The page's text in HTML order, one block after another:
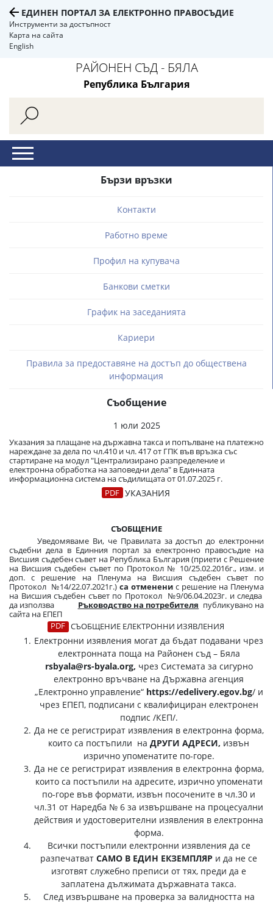
ЕДИНЕН ПОРТАЛ ЗА ЕЛЕКТРОННО ПРАВОСЪДИЕ
Инструменти за достъпност
Карта на сайта
English
РАЙОНЕН СЪД - БЯЛА
Република България
Бързи връзки
Контакти
Работно време
Профил на купувача
Банкови сметки
График на заседанията
Кариери
Правила за предоставяне на достъп до обществена
информация
Съобщение
1 юли 2025
Указания за плащане на държавна такса и попълване на платежно
нареждане за дела по чл.410 и чл. 417 от ГПК във връзка със
стартиране на модул "Централизирано разпределение и
електронна обработка на заповедни дела" в Единната
информационна система на съдилищата от 01.07.2025 г.
УКАЗАНИЯ
СЪОБЩЕНИЕ
Уведомяваме Ви, че Правилата за достъп до електронни
съдебни дела в Единния портал за електронно правосъдие на
Висшия съдебен съвет на Република България (приети с Решение
на Висшия съдебен съвет по Протокол № 10/25.02.2016г., изм. и
доп. с решение на Пленума на Висшия съдебен съвет по
Протокол №14/22.07.2021г.) са отменени с решение на Пленума
на Висшия съдебен съвет по Протокол №9/06.04.2023г. и следва
да използва
Ръководство на потребителя публикувано на
сайта на ЕПЕП
СЪОБЩЕНИЕ ЕЛЕКТРОННИ ИЗЯВЛЕНИЯ
Електронни изявления могат да бъдат подавани чрез
електронната поща на Районен съд – Бяла
rsbyala@rs-byala.org, чрез Системата за сигурно
електронно връчване на Държавна агенция
„Електронно управление“ https://edelivery.egov.bg/и
чрез ЕПЕП, подписани с квалифициран електронен
подпис /КЕП/.
Да не се регистрират изявления в електронна форма,
които са постъпили на ДРУГИ АДРЕСИ, извън
изрично упоменатите по-горе.
Да не се регистрират изявления в електронна форма,
които са постъпили на адресите, изрично упоменати
по-горе във формати, извън посочените в чл.30 и
чл.31 от Наредба № 6 за извършване на процесуални
действия и удостоверителни изявления в електронна
форма.
Всички постъпили електронни изявления да се
разпечатват САМО В ЕДИН ЕКЗЕМПЛЯР и да не се
изготвят служебно преписи от тях, преди да е
заплатена дължимата държавната такса.
След извършване на проверка за валидността на